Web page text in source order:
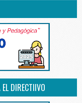
DIRECTIIVO